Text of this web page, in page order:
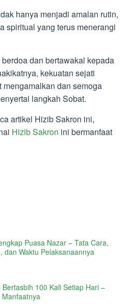
hanya menjadi amalan rutin,
spiritual yang terus menerangi
dan bertawakal kepada
kekuatan sejati
dan semoga
langkah Sobat.
artikel Hizib Sakron ini,
Hizib Sakron ini bermanfaat
Puasa Nazar – Tata Cara,
dan Waktu Pelaksanaannya
Bertasbih 100 Kali Setiap Hari –